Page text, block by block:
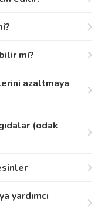
mi?
azaltmaya
(odak
yardımcı